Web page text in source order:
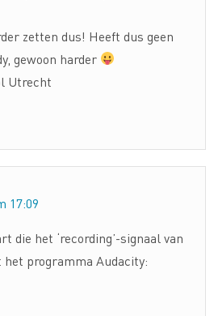
zetten dus! Heeft dus geen
gewoon harder
Utrecht
17:09
die het ‘recording’-signaal van
programma Audacity: